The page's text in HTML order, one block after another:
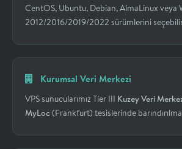
CentOS, Ubuntu, Debian, AlmaLinux veya
2012/2016/2019/2022 sürümlerini
Kurumsal Veri Merkezi
VPS sunucularımız Tier III Kuzey Veri
MyLoc(Frankfurt) tesislerinde